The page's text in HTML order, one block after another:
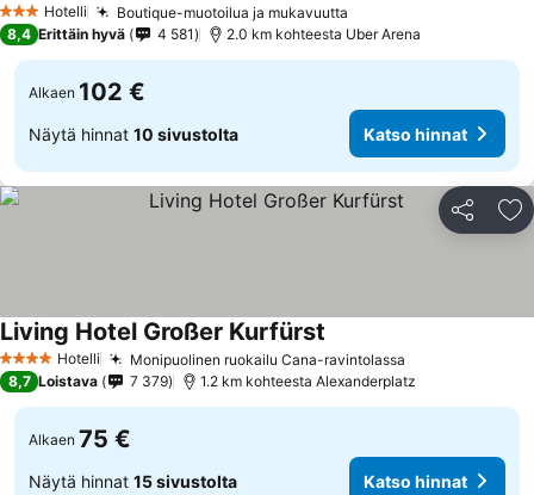
3 Tähtiluokitus
Hotelli Boutique-muotoilua ja mukavuutta
8,4 Erittäin hyvä 4 581 2.0 km kohteesta Uber Arena
Alkaen 102 €
Näytä hinnat 10 sivustolta Katso hinnat
Jaa
4 Tähtiluokitus
Hotelli Monipuolinen ruokailu Cana-ravintolassa
Living Hotel Großer Kurfürst
8,7 Loistava 7 379 1.2 km kohteesta Alexanderplatz
Alkaen 75 €
Näytä hinnat 15 sivustolta Katso hinnat